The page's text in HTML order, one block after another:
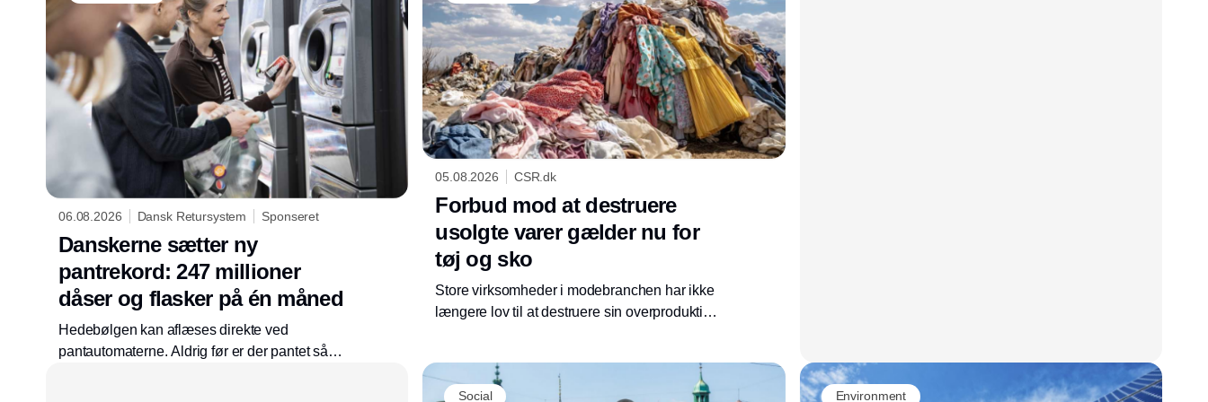
06.08.2026 Dansk Retursystem Sponseret
Danskerne sætter ny
pantrekord: 247 millioner
dåser og flasker på én måned
Hedebølgen kan aflæses direkte ved
pantautomaterne. Aldrig før er der pantet så
05.08.2026 CSR.dk
Forbud mod at destruere
usolgte varer gælder nu for
tøj og sko
Store virksomheder i modebranchen har ikke
længere lov til at destruere sin overproduktion.
virksomhederne længere op i
affaldshierarkiet.
Social Environment